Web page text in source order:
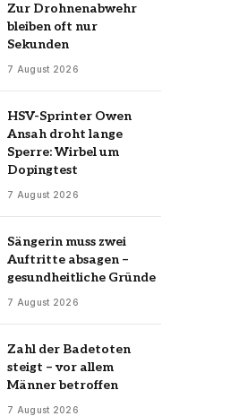
Zur Drohnenabwehr
bleiben oft nur
Sekunden
7 August 2026
HSV-Sprinter Owen
Ansah droht lange
Sperre: Wirbel um
Dopingtest
7 August 2026
Sängerin muss zwei
Auftritte absagen –
gesundheitliche Gründe
7 August 2026
Zahl der Badetoten
steigt – vor allem
Männer betroffen
7 August 2026